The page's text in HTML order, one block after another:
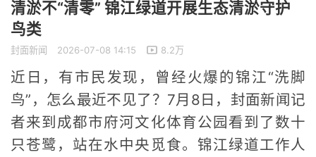
清淤不“清零” 锦江绿道开展生态清淤守护
鸟类
封面新闻 2026-07-08 14:15 8.2万
近日，有市民发现，曾经火爆的锦江“洗脚
鸟”，怎么最近不见了？7月8日，封面新闻记
者来到成都市府河文化体育公园看到了数十
只苍鹭，站在水中央觅食。锦江绿道工作人